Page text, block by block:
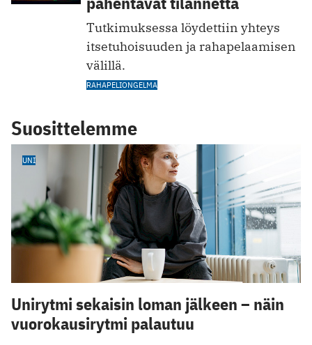
Tutkimuksessa löydettiin yhteys
itsetuhoisuuden ja rahapelaamisen
välillä.
RAHAPELIONGELMA
Suosittelemme
UNI
Unirytmi sekaisin loman jälkeen – näin
vuorokausirytmi palautuu